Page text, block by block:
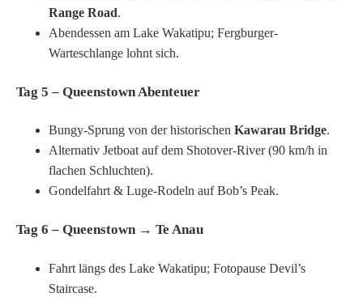
Range Road.
Abendessen am Lake Wakatipu; Fergburger-
Warteschlange lohnt sich.
Tag 5 – Queenstown Abenteuer
Bungy-Sprung von der historischen Kawarau Bridge.
Alternativ Jetboat auf dem Shotover-River (90 km/h in
flachen Schluchten).
Gondelfahrt & Luge-Rodeln auf Bob’s Peak.
Tag 6 – Queenstown → Te Anau
Fahrt längs des Lake Wakatipu; Fotopause Devil’s
Staircase.